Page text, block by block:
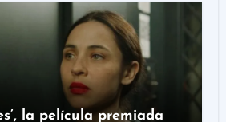
la película premiada